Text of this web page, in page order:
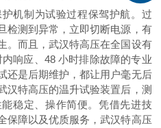
机制为试验过程保驾护航。过
检测到异常，立即切断电源，有
。而且，武汉特高压在全国设有
响应、48 小时排除故障的专业
还是后期维护，都让用户毫无后
汉特高压的温升试验装置后，测
稳定、操作简便。凭借先进技
保障以及优质服务，武汉特高压